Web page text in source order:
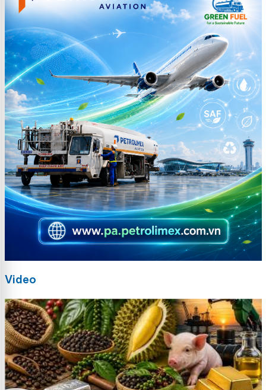
Video